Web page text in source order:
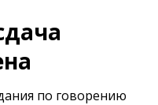
по говорению